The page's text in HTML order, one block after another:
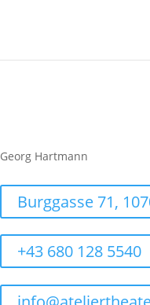
Georg Hartmann
Burggasse 71,
+43 680 128 5540